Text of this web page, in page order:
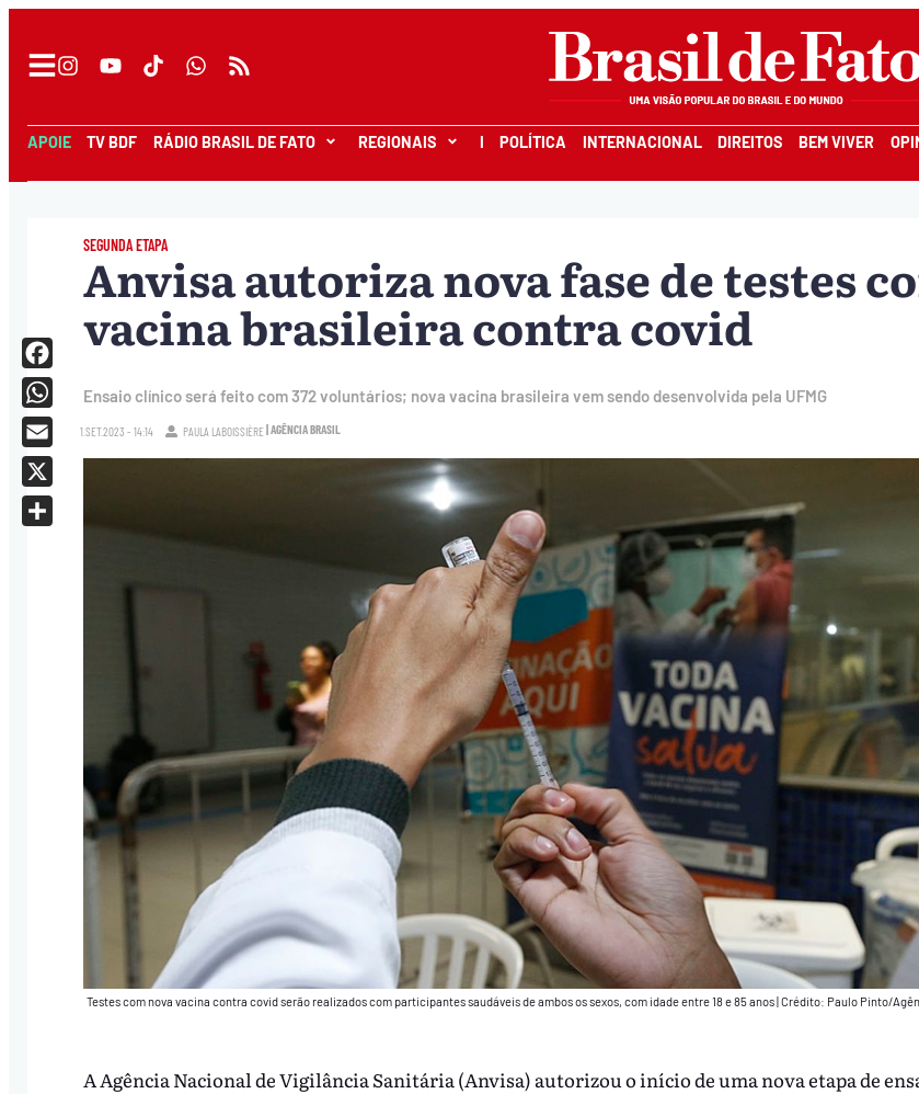
APOIE TV BDF RÁDIO BRASIL DE FATO REGIONAIS I POLÍTICA INTERNACIONAL DIREITOS BEM VIVER
SEGUNDA ETAPA
Anvisa autoriza nova fase de testes
vacina brasileira contra covid
Ensaio clínico será feito com 372 voluntários; nova vacina brasileira vem sendo desenvolvida pela UFMG
1.SET.2023 - 14:14 PAULA LABOISSIÈRE| AGÊNCIA BRASIL
Testes com nova vacina contra covid serão realizados com participantes saudáveis de ambos os sexos, com idade entre 18 e 85 anos Crédito: Paulo Pinto/
A Agência Nacional de Vigilância Sanitária (Anvisa) autorizou o início de uma nova etapa de
Facebook
WhatsApp
Email
X